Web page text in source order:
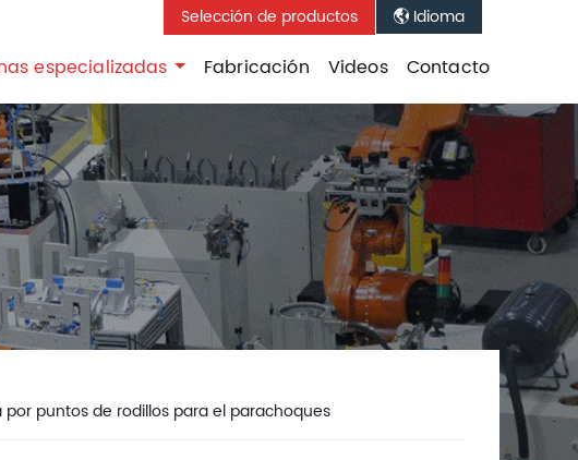
Selección de productos  Idioma
especializadas Fabricación Videos Contacto
puntos de rodillos para el parachoques